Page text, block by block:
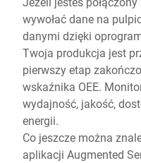
wywołać dane na
danymi dzięki
Twoja produkcja jest
pierwszy etap
wskaźnika OEE.
wydajność, jakość,
energii.
Co jeszcze można
aplikacji Augmented